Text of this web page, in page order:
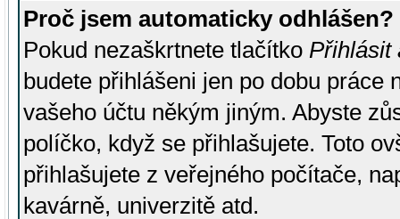
Proč jsem automaticky odhlášen?
Pokud nezaškrtnete tlačítko Přihlásit
budete přihlášeni jen po dobu práce
vašeho účtu někým jiným. Abyste
políčko, když se přihlašujete. Toto
přihlašujete z veřejného počítače,
kavárně, univerzitě atd.